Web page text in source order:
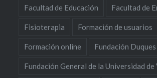
Facultad de Educación Facultad de
Fisioterapia Formación de usuarios
Formación online Fundación
Fundación General de la Universidad